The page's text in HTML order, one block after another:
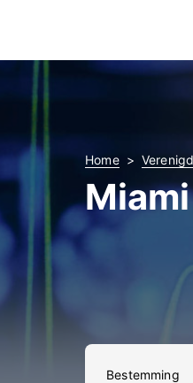
Home
Bestemming